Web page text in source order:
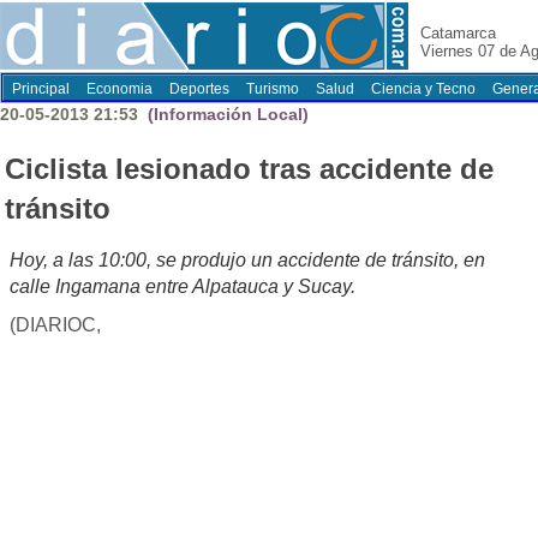
Catamarca
Viernes 07 de
Principal Economia Deportes Turismo Salud Ciencia y Tecno
20-05-2013 21:53 (Información Local)
Ciclista lesionado tras accidente de
tránsito
Hoy, a las 10:00, se produjo un accidente de tránsito, en
calle Ingamana entre Alpatauca y Sucay.
(DIARIOC,